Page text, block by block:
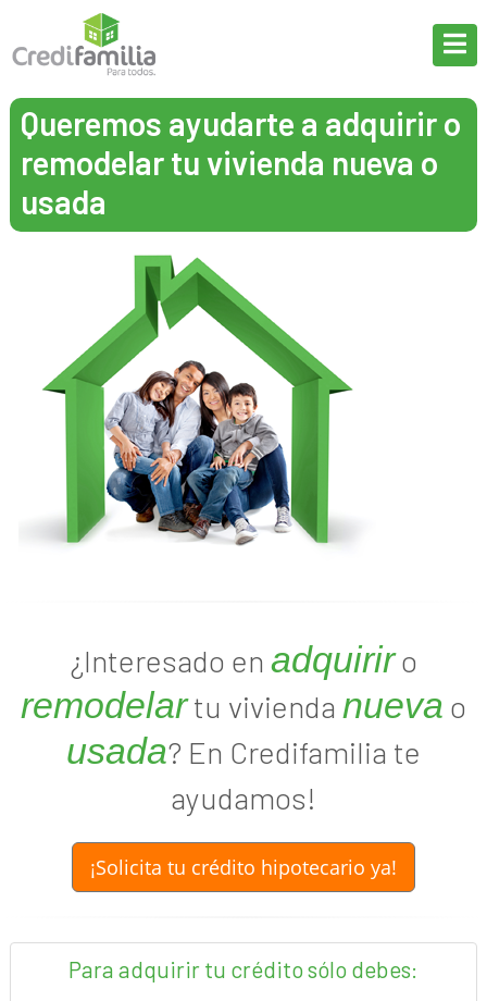
Pasar al contenido principal
Queremos ayudarte a adquirir o
remodelar tu vivienda nueva o
usada
¿Interesado en adquiriro
remodelartu vivienda nueva o
usada? En Credifamilia te
ayudamos!
¡Solicita tu crédito hipotecario ya!
Para adquirir tu crédito sólo debes: